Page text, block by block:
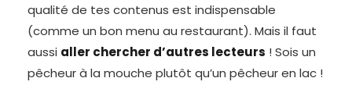
qualité de tes contenus est indispensable
(comme un bon menu au restaurant). Mais il faut
aussi aller chercher d’autres lecteurs ! Sois un
pêcheur à la mouche plutôt qu’un pêcheur en lac !